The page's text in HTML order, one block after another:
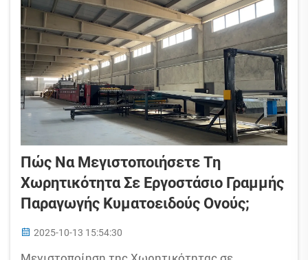
Πώς Να Μεγιστοποιήσετε Τη
Χωρητικότητα Σε Εργοστάσιο Γραμμής
Παραγωγής Κυματοειδούς Ονούς;
2025-10-13 15:54:30